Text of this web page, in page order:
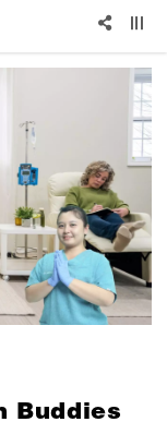
Buddies